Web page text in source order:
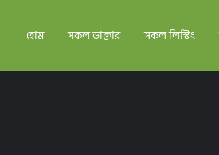
হোম সকল ডাক্তার সকল লিস্টিং